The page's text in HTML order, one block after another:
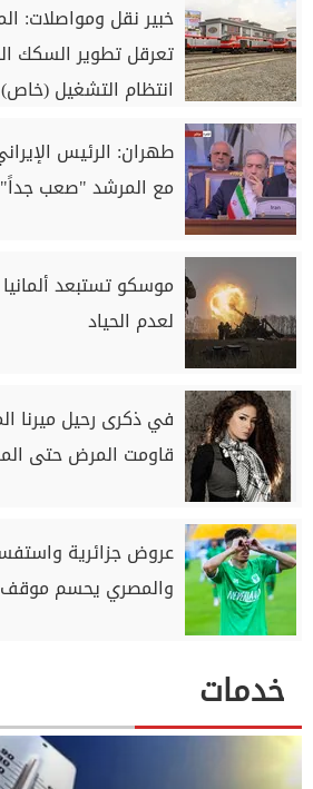
خبير نقل ومواصلات:
تعرقل تطوير السكك
انتظام التشغيل (خاص)
طهران: الرئيس
مع المرشد "صعب
موسكو تستبعد
لعدم الحياد
في ذكرى رحيل ميرنا
قاومت المرض حتى
عروض جزائرية
والمصري يحسم
خدمات